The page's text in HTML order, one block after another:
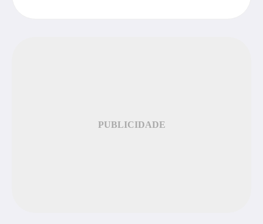
PUBLICIDADE